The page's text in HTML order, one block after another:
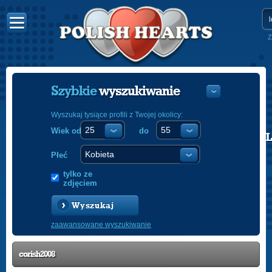
POLISH
Szybkiewyszukiwanie
Wyszukaj tysiące profili z Twojej okolicy:
Wiek od do
Płeć
tylko ze
zdjęciem
Wyszukaj
zaawansowane wyszukiwanie
corish2008